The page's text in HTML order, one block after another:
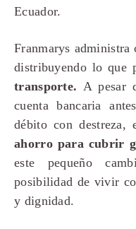
Ecuador.
Franmarys administra
distribuyendo lo que
transporte. A pesar
cuenta bancaria
débito con destreza,
ahorro para cubrir
este pequeño
posibilidad de vivir
y dignidad.